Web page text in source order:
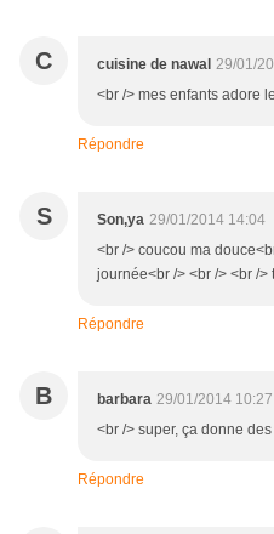
C cuisine de nawal 29/01/
<br /> mes enfants adore
Répondre
S Son,ya 29/01/2014 14:04
<br /> coucou ma
journée<br /> <br /> <br /
Répondre
B barbara 29/01/2014 10:27
<br /> super, ça donne
Répondre